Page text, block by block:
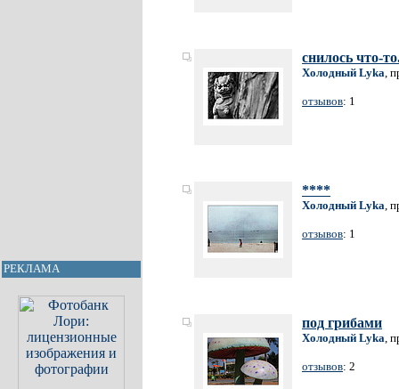
РЕКЛАМА
снилось что-
Холодный Lyka,
отзывов: 1
****
Холодный Lyka,
отзывов: 1
под грибами
Холодный Lyka,
отзывов: 2